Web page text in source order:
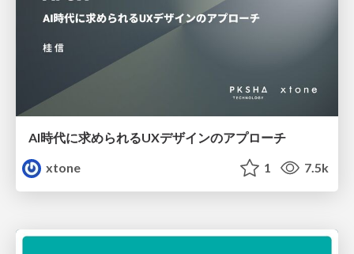
AI時代に求められるUXデザインのアプローチ
xtone
1 7.5k